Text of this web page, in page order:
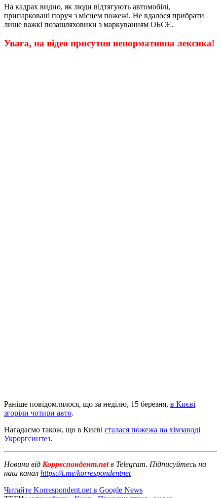
На кадрах видно, як люди відтягують автомобілі,
припарковані поруч з місцем пожежі. Не вдалося прибрати
лише важкі позашляховики з маркуванням ОБСЄ.
Увага, на відео присутня ненормативна лексика!
Раніше повідомлялося, що за неділю, 15 березня, в Києві
згоріли чотири авто.
Нагадаємо також, що в Києві сталася пожежа на хімзаводі
Укроргсинтез.
Новини від Корреспондент.netв Telegram. Підписуйтесь на
наш канал https://t.me/korrespondentnet
Читайте Korrespondent.net в Google News